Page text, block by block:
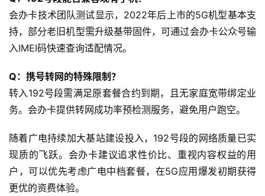
快
讯
多
页
面
会办卡技术团队测试显示，2022年后上市的5G机型基本支
持，部分老旧机型需升级基带固件，可通过会办卡公众号输
入IMEI码快速查询适配情况。
Q：携号转网的特殊限制？
转入192号段需满足原套餐合约到期，且无家庭宽带绑定业
务。会办卡提供转网成功率预检测服务，避免用户跑空。
随着广电持续加大基站建设投入，192号段的网络质量已实
现质的飞跃。会办卡建议追求性价比、重视内容权益的用
户，可以优先考虑广电中档套餐，在5G应用爆发初期获得
更优的资费体验。